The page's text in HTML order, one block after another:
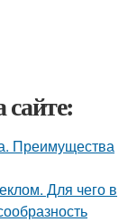
Преимущества
Для чего в